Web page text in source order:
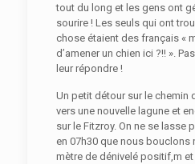
tout du long et les gens ont
sourire ! Les seuls qui ont
chose étaient des français «
d’amener un chien ici ?!! ».
leur répondre !
Un petit détour sur le chemin
vers une nouvelle lagune et
sur le Fitzroy. On ne se lasse
en 07h30 que nous bouclons
mètre de dénivelé positif,m